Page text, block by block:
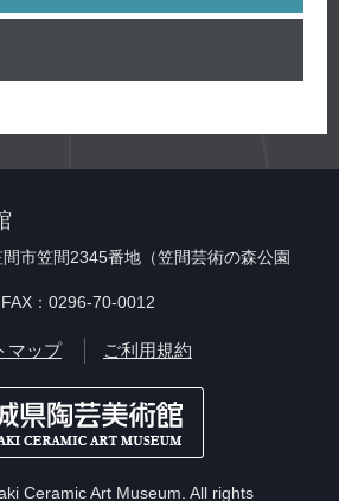
市笠間2345番地（笠間芸術の森公園
：0296-70-0012
マップ ご利用規約
Ceramic Art Museum. All rights